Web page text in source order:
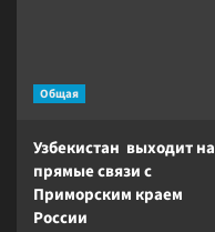
Общая
Узбекистан выходит на
прямые связи с
Приморским краем
России